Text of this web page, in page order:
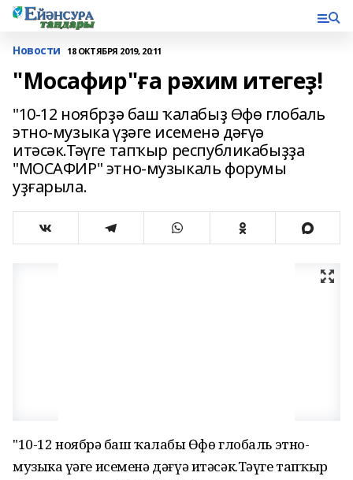
Новости 18 ОКТЯБРЯ 2019, 20:11
"Мосафир"ға рәхим итегеҙ!
"10-12 ноябрҙә баш ҡалабыҙ Өфө глобаль
этно-музыка үҙәге исеменә дәғүә
итәсәк.Тәүге тапҡыр республикабыҙҙа
"МОСАФИР" этно-музыкаль форумы
уҙғарыла.
"10-12 ноябрҙә баш ҡалабыҙ Өфө глобаль этно-
музыка үҙәге исеменә дәғүә итәсәк.Тәүге тапҡыр